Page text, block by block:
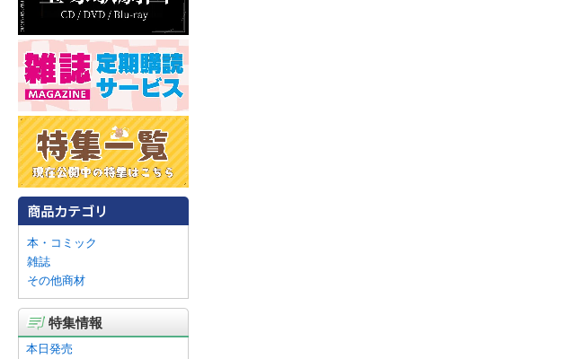
本・コミック
雑誌
その他商材
特集情報
本日発売